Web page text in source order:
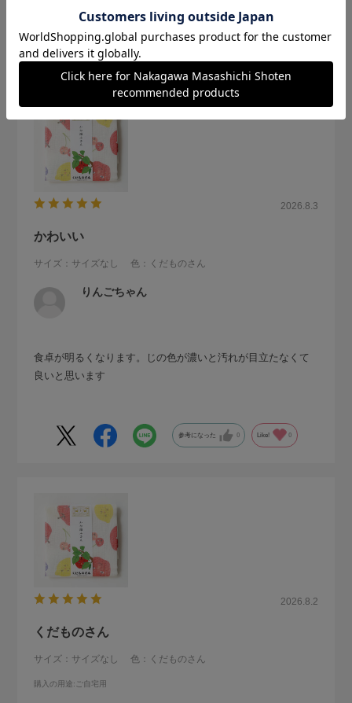
参考になった 0 Like! 0
2026.8.3
かわいい
サイズ：サイズなし 色：くだものさん
りんごちゃん
食卓が明るくなります。じの色が濃いと汚れが目立たなくて
良いと思います
参考になった 0 Like! 0
2026.8.2
くだものさん
サイズ：サイズなし 色：くだものさん
購入の用途:ご自宅用